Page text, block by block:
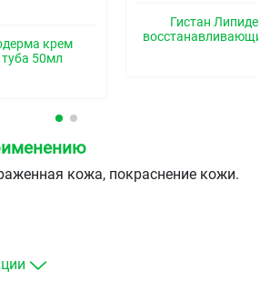
крем
50мл
Гистан
кожа, покраснение кожи.